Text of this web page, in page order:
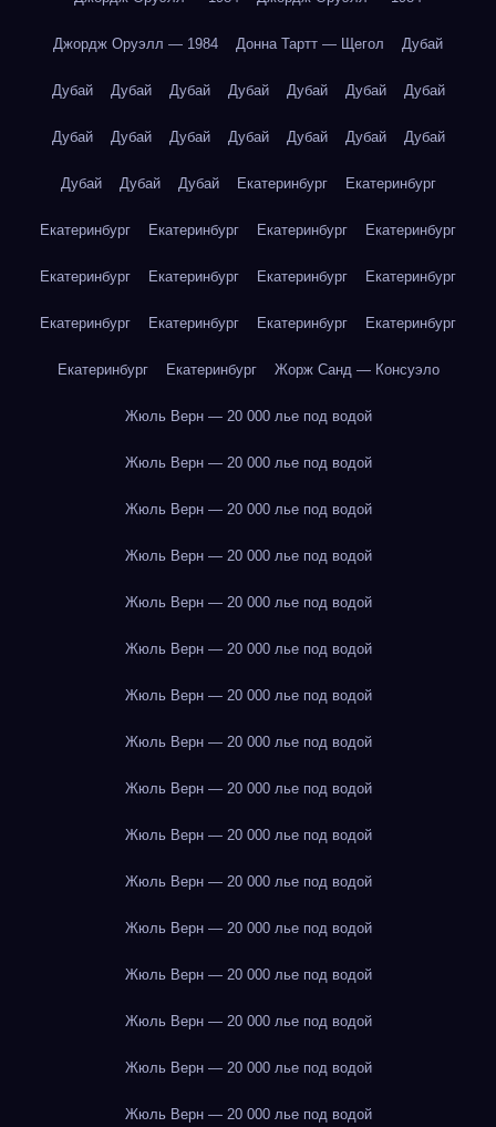
Джордж Оруэлл — 1984 Донна Тартт — Щегол Дубай
Дубай Дубай Дубай Дубай Дубай Дубай Дубай
Дубай Дубай Дубай Дубай Дубай Дубай Дубай
Дубай Дубай Дубай Екатеринбург Екатеринбург
Екатеринбург Екатеринбург Екатеринбург Екатеринбург
Екатеринбург Екатеринбург Екатеринбург Екатеринбург
Екатеринбург Екатеринбург Екатеринбург Екатеринбург
Екатеринбург Екатеринбург Жорж Санд — Консуэло
Жюль Верн — 20 000 лье под водой
Жюль Верн — 20 000 лье под водой
Жюль Верн — 20 000 лье под водой
Жюль Верн — 20 000 лье под водой
Жюль Верн — 20 000 лье под водой
Жюль Верн — 20 000 лье под водой
Жюль Верн — 20 000 лье под водой
Жюль Верн — 20 000 лье под водой
Жюль Верн — 20 000 лье под водой
Жюль Верн — 20 000 лье под водой
Жюль Верн — 20 000 лье под водой
Жюль Верн — 20 000 лье под водой
Жюль Верн — 20 000 лье под водой
Жюль Верн — 20 000 лье под водой
Жюль Верн — 20 000 лье под водой
Жюль Верн — 20 000 лье под водой